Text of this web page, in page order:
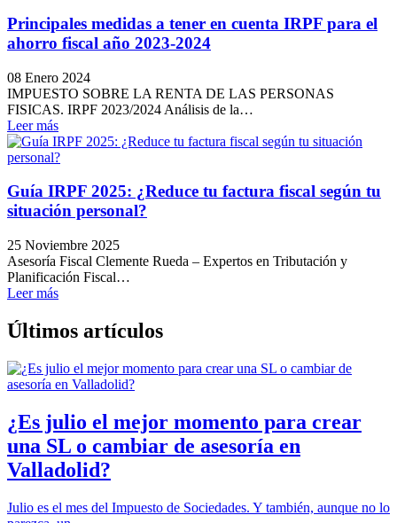
Principales medidas a tener en cuenta IRPF para el
ahorro fiscal año 2023-2024
08 Enero 2024
IMPUESTO SOBRE LA RENTA DE LAS PERSONAS
FISICAS. IRPF 2023/2024 Análisis de la…
Leer más
Guía IRPF 2025: ¿Reduce tu factura fiscal según tu
situación personal?
25 Noviembre 2025
Asesoría Fiscal Clemente Rueda – Expertos en Tributación y
Planificación Fiscal…
Leer más
Últimos artículos
¿Es julio el mejor momento para crear
una SL o cambiar de asesoría en
Valladolid?
Julio es el mes del Impuesto de Sociedades. Y también, aunque no lo